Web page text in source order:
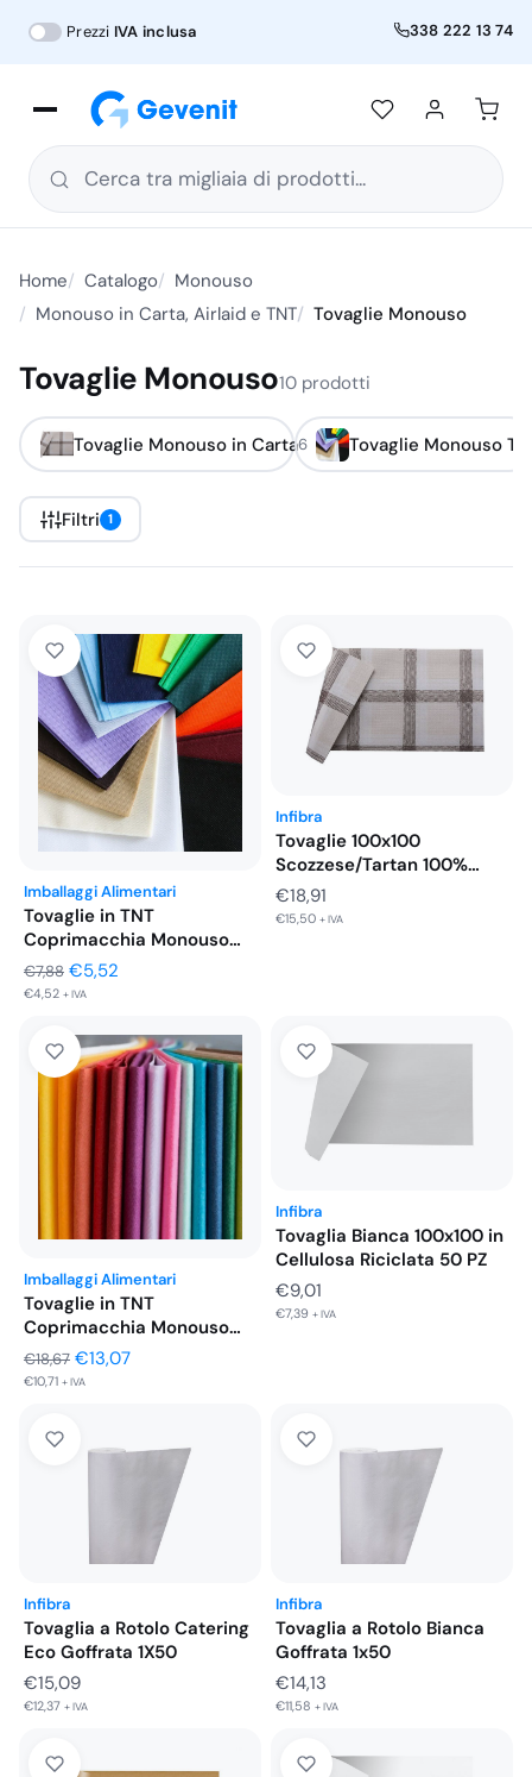
Prezzi IVA inclusa 338 222 13 74
Cerca tra migliaia di prodotti...
Home Catalogo
Monouso
Monouso in Carta, Airlaid e TNT
Tovaglie Monouso
Tovaglie Monouso10 prodotti
Tovaglie Monouso in Carta6 Tovaglie Monouso
Filtri 1
Imballaggi Alimentari
Tovaglie in TNT
Coprimacchia Monouso
per Ristoranti 45…
€7,88 Il
prezzo
era:
€7,88.
€5,52
è:
€5,52.
€4,52 + IVA
Infibra
Tovaglie 100x100
Scozzese/Tartan 100%
Pura Cellulosa 50 PZ
€18,91
€15,50 + IVA
Imballaggi Alimentari
Tovaglie in TNT
Coprimacchia Monouso
per Ristoranti 45…
€18,67 Il
prezzo
€13,07Il
€13,07.
€10,71 + IVA
Infibra
Tovaglia Bianca 100x100 in
Cellulosa Riciclata 50 PZ
€9,01
€7,39 + IVA
Infibra
Tovaglia a Rotolo Catering
Eco Goffrata 1X50
€15,09
€12,37 + IVA
Infibra
Tovaglia a Rotolo Bianca
Goffrata 1x50
€14,13
€11,58 + IVA